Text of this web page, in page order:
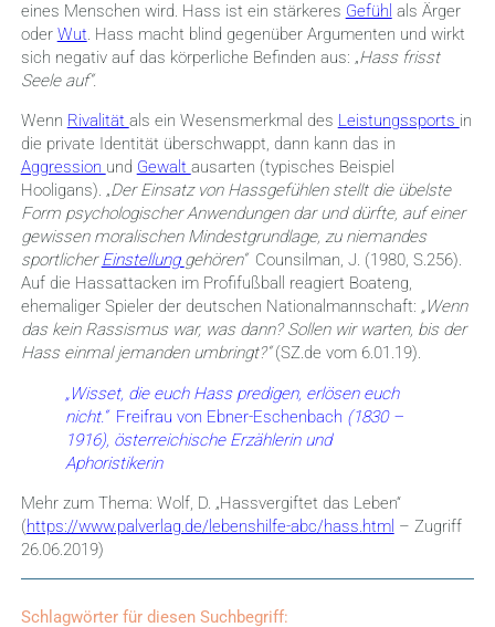
eines Menschen wird. Hass ist ein stärkeres Gefühl als Ärger
oder Wut. Hass macht blind gegenüber Argumenten und wirkt
sich negativ auf das körperliche Befinden aus: „Hass frisst
Seele auf“.
Wenn Rivalität als ein Wesensmerkmal des Leistungssports in
die private Identität überschwappt, dann kann das in
Aggression und Gewalt ausarten (typisches Beispiel
Hooligans). „Der Einsatz von Hassgefühlen stellt die übelste
Form psychologischer Anwendungen dar und dürfte, auf einer
gewissen moralischen Mindestgrundlage, zu niemandes
sportlicherEinstellung gehören“ Counsilman, J. (1980, S.256).
Auf die Hassattacken im Profifußball reagiert Boateng,
ehemaliger Spieler der deutschen Nationalmannschaft: „Wenn
das kein Rassismus war, was dann? Sollen wir warten, bis der
Hass einmal jemanden umbringt?“(SZ.de vom 6.01.19).
„Wisset, die euch Hass predigen, erlösen euch
nicht.“ Freifrau von Ebner-Eschenbach (1830 –
1916), österreichische Erzählerin und
Aphoristikerin
Mehr zum Thema: Wolf, D. „Hassvergiftet das Leben“
(https://www.palverlag.de/lebenshilfe-abc/hass.html – Zugriff
26.06.2019)
Schlagwörter für diesen Suchbegriff: